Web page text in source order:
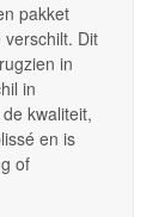
pakket
Dit
in
in
kwaliteit,
en is
of